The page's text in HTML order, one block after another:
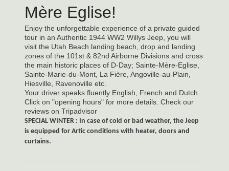
Mère Eglise!
Enjoy the unforgettable experience of a private guided
tour in an Authentic 1944 WW2 Willys Jeep, you will
visit the Utah Beach landing beach, drop and landing
zones of the 101st & 82nd Airborne Divisions and cross
the main historic places of D-Day; Sainte-Mère-Eglise,
Sainte-Marie-du-Mont, La Fière, Angoville-au-Plain,
Hiesville, Ravenoville etc.
Your driver speaks fluently English, French and Dutch.
Click on "opening hours" for more details. Check our
reviews on Tripadvisor
SPECIAL WINTER : In case of cold or bad weather, the Jeep
is equipped for Artic conditions with heater, doors and
curtains.